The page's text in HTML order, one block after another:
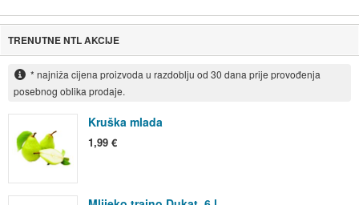
TRENUTNE NTL AKCIJE
* najniža cijena proizvoda u razdoblju od 30 dana prije provođenja
posebnog oblika prodaje.
Kruška mlada
1,99 €